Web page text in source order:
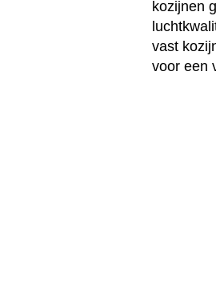
kozijnen
vast
voor een